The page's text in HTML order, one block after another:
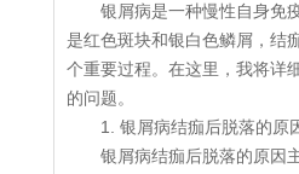
银屑病是一种慢性自身免
是红色斑块和银白色鳞屑，结
个重要过程。在这里，我将详
的问题。
1. 银屑病结痂后脱落的原
银屑病结痂后脱落的原因